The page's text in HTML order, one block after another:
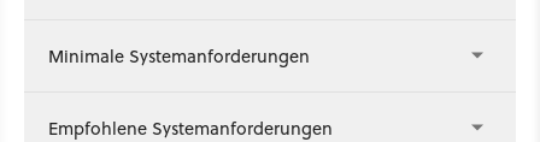
Minimale Systemanforderungen
Empfohlene Systemanforderungen